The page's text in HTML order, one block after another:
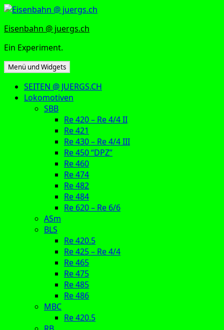
Zum
springen
Eisenbahn @ juergs.ch
Ein Experiment.
Menü und Widgets
SEITEN @ JUERGS.CH
Lokomotiven
SBB
Re 420 – Re 4/4 II
Re 421
Re 430 – Re 4/4 III
Re 450 “DPZ”
Re 460
Re 474
Re 482
Re 484
Re 620 – Re 6/6
ASm
BLS
Re 420.5
Re 425 – Re 4/4
Re 465
Re 475
Re 485
Re 486
MBC
Re 420.5